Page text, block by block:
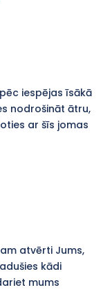
iespējas īsākā
nodrošināt ātru,
ar šīs jomas
atvērti Jums,
kādi
mums